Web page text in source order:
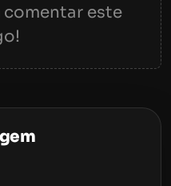
comentar este